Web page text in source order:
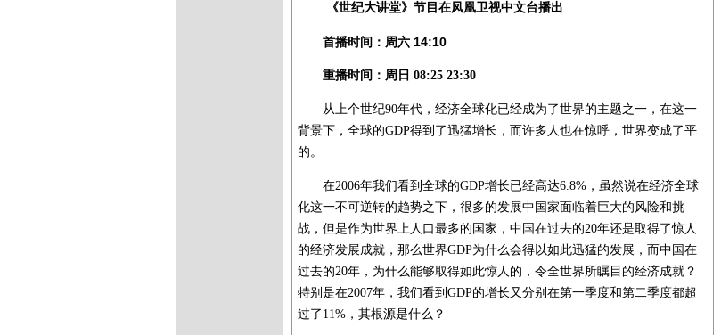
《世纪大讲堂》节目在凤凰卫视中文台播出
首播时间：周六 14:10
重播时间：周日 08:25 23:30
从上个世纪90年代，经济全球化已经成为了世界的主题之一，在这一
背景下，全球的GDP得到了迅猛增长，而许多人也在惊呼，世界变成了平
的。
在2006年我们看到全球的GDP增长已经高达6.8%，虽然说在经济全球
化这一不可逆转的趋势之下，很多的发展中国家面临着巨大的风险和挑
战，但是作为世界上人口最多的国家，中国在过去的20年还是取得了惊人
的经济发展成就，那么世界GDP为什么会得以如此迅猛的发展，而中国在
过去的20年，为什么能够取得如此惊人的，令全世界所瞩目的经济成就？
特别是在2007年，我们看到GDP的增长又分别在第一季度和第二季度都超
过了11%，其根源是什么？